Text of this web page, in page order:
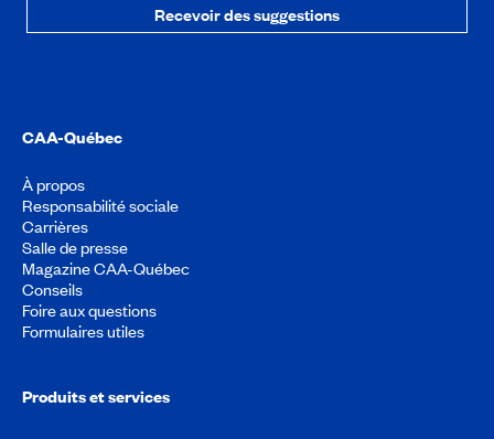
Recevoir des suggestions
CAA-Québec
À propos
Responsabilité sociale
Carrières
Salle de presse
Magazine CAA-Québec
Conseils
Foire aux questions
Formulaires utiles
Produits et services